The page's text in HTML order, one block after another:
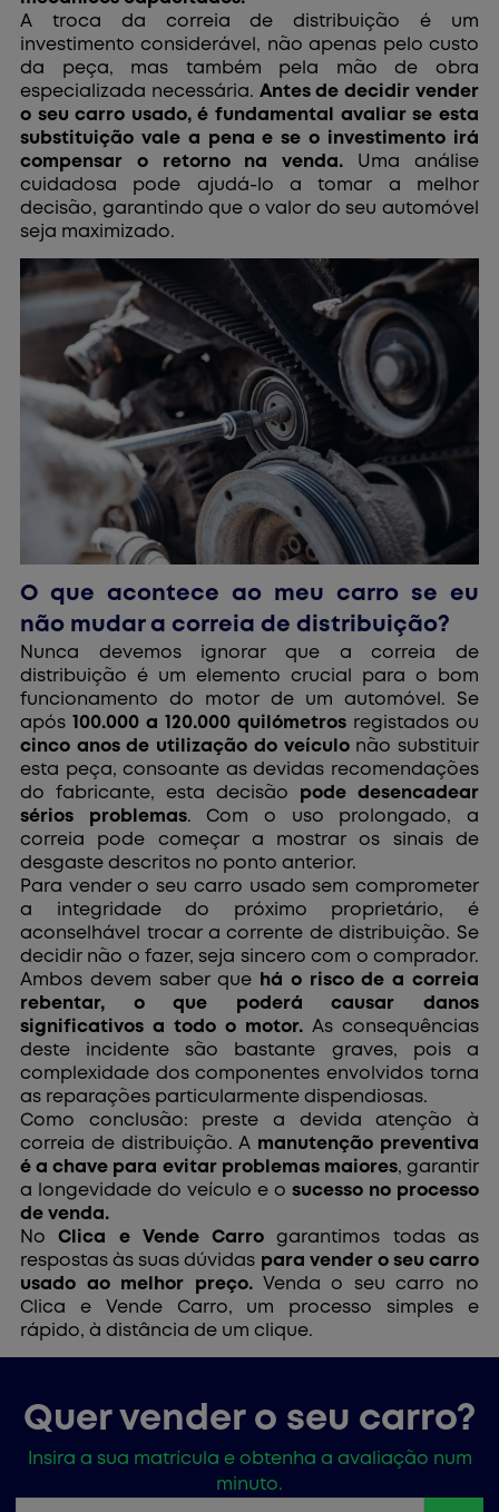
A troca da correia de distribuição é um
investimento considerável, não apenas pelo custo
da peça, mas também pela mão de obra
especializada necessária. Antes de decidir vender
o seu carro usado, é fundamental avaliar se esta
substituição vale a pena e se o investimento irá
compensar o retorno na venda. Uma análise
cuidadosa pode ajudá-lo a tomar a melhor
decisão, garantindo que o valor do seu automóvel
seja maximizado.
O que acontece ao meu carro se eu
não mudar a correia de distribuição?
Nunca devemos ignorar que a correia de
distribuição é um elemento crucial para o bom
funcionamento do motor de um automóvel. Se
após
100.000 a 120.000 quilómetrosregistados ou
cinco anos de utilização do veículonão substituir
esta peça, consoante as devidas recomendações
do fabricante, esta decisão pode desencadear
sérios problemas. Com o uso prolongado, a
correia pode começar a mostrar os sinais de
desgaste descritos no ponto anterior.
Para vender o seu carro usado sem comprometer
a integridade do próximo proprietário, é
aconselhável trocar a corrente de distribuição. Se
decidir não o fazer, seja sincero com o comprador.
Ambos devem saber que
há o risco de a correia
rebentar, o que poderá causar danos
significativos a todo o motor. As consequências
deste incidente são bastante graves, pois a
complexidade dos componentes envolvidos torna
as reparações particularmente dispendiosas.
Como conclusão: preste a devida atenção à
correia de distribuição. A manutenção preventiva
é a chave para evitar problemas maiores, garantir
a longevidade do veículo e o sucesso no processo
de venda.
NoClica e Vende Carro garantimos todas as
respostas às suas dúvidas para vender o seu carro
usado ao melhor preço. Venda o seu carro no
Clica e Vende Carro, um processo simples e
rápido, à distância de um clique.
Quer vender o seu carro?
Insira a sua matrícula e obtenha a avaliação num
minuto.